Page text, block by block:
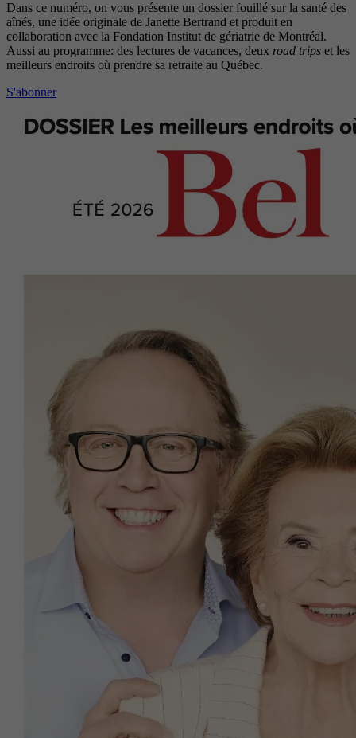
Dans ce numéro, on vous présente un dossier fouillé sur la santé des
aînés, une idée originale de Janette Bertrand et produit en
collaboration avec la Fondation Institut de gériatrie de Montréal.
Aussi au programme: des lectures de vacances, deux road trips et les
meilleurs endroits où prendre sa retraite au Québec.
S'abonner